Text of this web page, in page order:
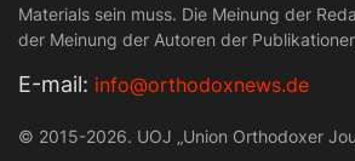
Materials sein muss. Die Meinung der
der Meinung der Autoren der
Е-mail: info@orthodoxnews.de
© 2015-2026. UOJ „Union Orthodoxer